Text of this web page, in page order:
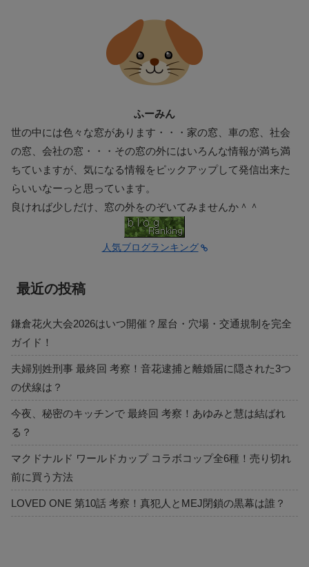
ふーみん
世の中には色々な窓があります・・・家の窓、車の窓、社会
の窓、会社の窓・・・その窓の外にはいろんな情報が満ち満
ちていますが、気になる情報をピックアップして発信出来た
らいいなーっと思っています。
良ければ少しだけ、窓の外をのぞいてみませんか＾＾
人気ブログランキング
最近の投稿
鎌倉花火大会2026はいつ開催？屋台・穴場・交通規制を完全
ガイド！
夫婦別姓刑事 最終回 考察！音花逮捕と離婚届に隠された3つ
の伏線は？
今夜、秘密のキッチンで 最終回 考察！あゆみと慧は結ばれ
る？
マクドナルド ワールドカップ コラボコップ全6種！売り切れ
前に買う方法
LOVED ONE 第10話 考察！真犯人とMEJ閉鎖の黒幕は誰？